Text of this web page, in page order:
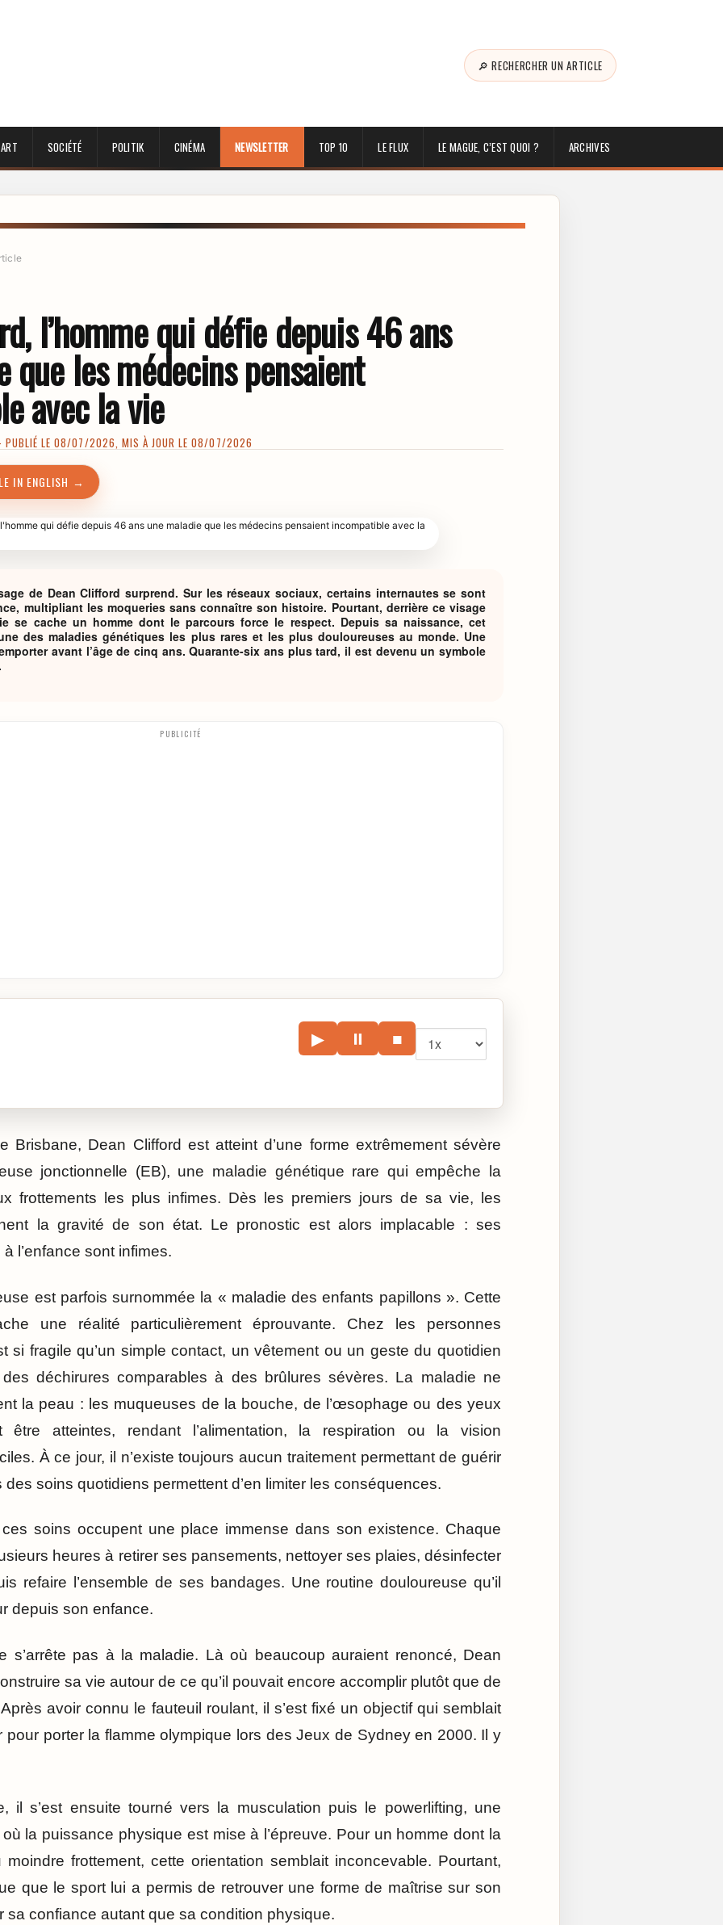
🔎 RECHERCHER UN ARTICLE
SOCIÉTÉ POLITIK CINÉMA NEWSLETTER TOP 10 LE FLUX LE MAGUE, C’EST QUOI ? ARCHIVES
l’homme qui défie depuis 46 ans
que les médecins pensaient
avec la vie
LE 08/07/2026, MIS À JOUR LE 08/07/2026
IN ENGLISH →
de Dean Clifford surprend. Sur les réseaux sociaux, certains internautes se sont
multipliant les moqueries sans connaître son histoire. Pourtant, derrière ce visage
se cache un homme dont le parcours force le respect. Depuis sa naissance, cet
des maladies génétiques les plus rares et les plus douloureuses au monde. Une
avant l’âge de cinq ans. Quarante-six ans plus tard, il est devenu un symbole
PUBLICITÉ
▶ ⏸ ■
Brisbane, Dean Clifford est atteint d’une forme extrêmement sévère
jonctionnelle (EB), une maladie génétique rare qui empêche la
frottements les plus infimes. Dès les premiers jours de sa vie, les
la gravité de son état. Le pronostic est alors implacable : ses
l’enfance sont infimes.
est parfois surnommée la « maladie des enfants papillons ». Cette
une réalité particulièrement éprouvante. Chez les personnes
si fragile qu’un simple contact, un vêtement ou un geste du quotidien
déchirures comparables à des brûlures sévères. La maladie ne
la peau : les muqueuses de la bouche, de l’œsophage ou des yeux
être atteintes, rendant l’alimentation, la respiration ou la vision
À ce jour, il n’existe toujours aucun traitement permettant de guérir
soins quotidiens permettent d’en limiter les conséquences.
soins occupent une place immense dans son existence. Chaque
heures à retirer ses pansements, nettoyer ses plaies, désinfecter
refaire l’ensemble de ses bandages. Une routine douloureuse qu’il
depuis son enfance.
s’arrête pas à la maladie. Là où beaucoup auraient renoncé, Dean
sa vie autour de ce qu’il pouvait encore accomplir plutôt que de
avoir connu le fauteuil roulant, il s’est fixé un objectif qui semblait
pour porter la flamme olympique lors des Jeux de Sydney en 2000. Il y
il s’est ensuite tourné vers la musculation puis le powerlifting, une
la puissance physique est mise à l’épreuve. Pour un homme dont la
frottement, cette orientation semblait inconcevable. Pourtant,
que le sport lui a permis de retrouver une forme de maîtrise sur son
sa confiance autant que sa condition physique.